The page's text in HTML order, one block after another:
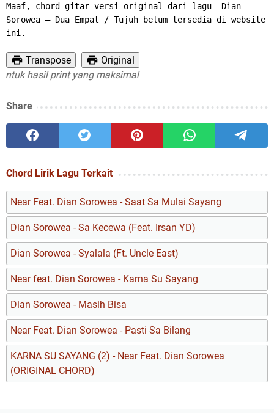
Maaf, chord gitar versi original dari lagu  Dian
Sorowea – Dua Empat / Tujuh belum tersedia di website
ini.
Transpose
Original
hasil print yang maksimal
Share
Chord Lirik Lagu Terkait
Near Feat. Dian Sorowea - Saat Sa Mulai Sayang
Dian Sorowea - Sa Kecewa (Feat. Irsan YD)
Dian Sorowea - Syalala (Ft. Uncle East)
Near feat. Dian Sorowea - Karna Su Sayang
Dian Sorowea - Masih Bisa
Near Feat. Dian Sorowea - Pasti Sa Bilang
KARNA SU SAYANG (2) - Near Feat. Dian Sorowea
(ORIGINAL CHORD)